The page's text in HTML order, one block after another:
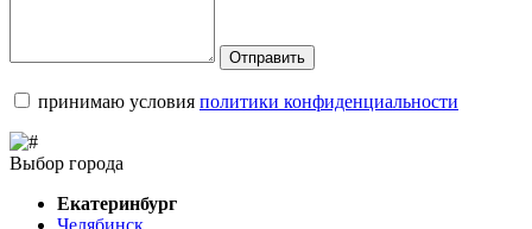
Отправить
принимаю условия политики конфиденциальности
Выбор города
Екатеринбург
Челябинск